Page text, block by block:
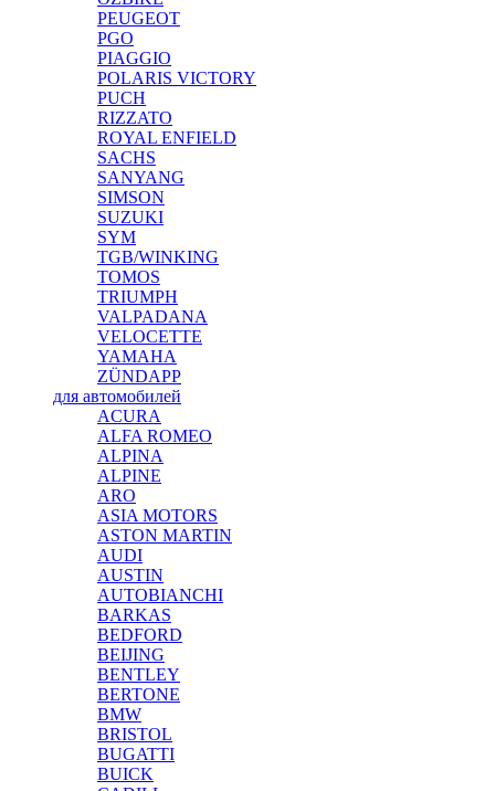
PEUGEOT
PGO
PIAGGIO
POLARIS VICTORY
PUCH
RIZZATO
ROYAL ENFIELD
SACHS
SANYANG
SIMSON
SUZUKI
SYM
TGB/WINKING
TOMOS
TRIUMPH
VALPADANA
VELOCETTE
YAMAHA
ZÜNDAPP
для автомобилей
ACURA
ALFA ROMEO
ALPINA
ALPINE
ARO
ASIA MOTORS
ASTON MARTIN
AUDI
AUSTIN
AUTOBIANCHI
BARKAS
BEDFORD
BEIJING
BENTLEY
BERTONE
BMW
BRISTOL
BUGATTI
BUICK